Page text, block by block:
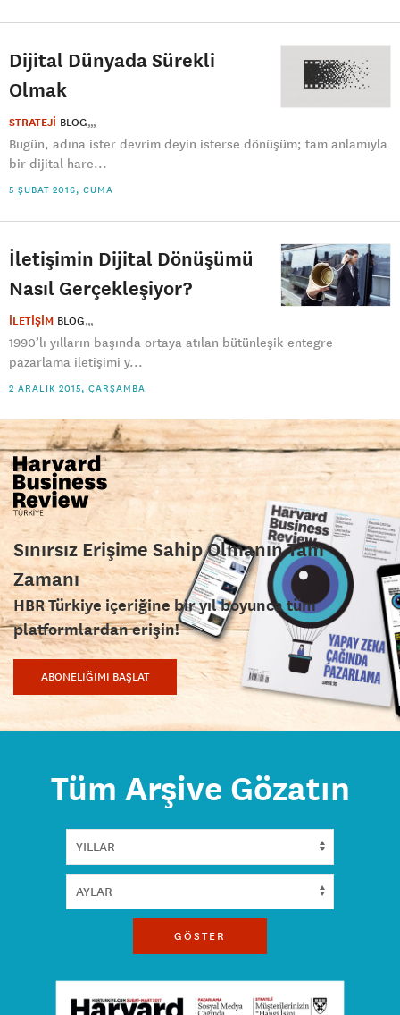
Dijital Dünyada Sürekli
Olmak
STRATEJİ BLOG
Bugün, adına ister devrim deyin isterse dönüşüm; tam anlamıyla
bir dijital hare...
5 ŞUBAT 2016, CUMA
İletişimin Dijital Dönüşümü
Nasıl Gerçekleşiyor?
İLETİŞİM BLOG
1990’lı yılların başında ortaya atılan bütünleşik-entegre
pazarlama iletişimi y...
2 ARALIK 2015, ÇARŞAMBA
Sınırsız Erişime Sahip Olmanın Tam
Zamanı
HBR Türkiye içeriğine bir yıl boyunca tüm
platformlardan erişin!
ABONELİĞİMİ BAŞLAT
Tüm Arşive Gözatın
GÖSTER